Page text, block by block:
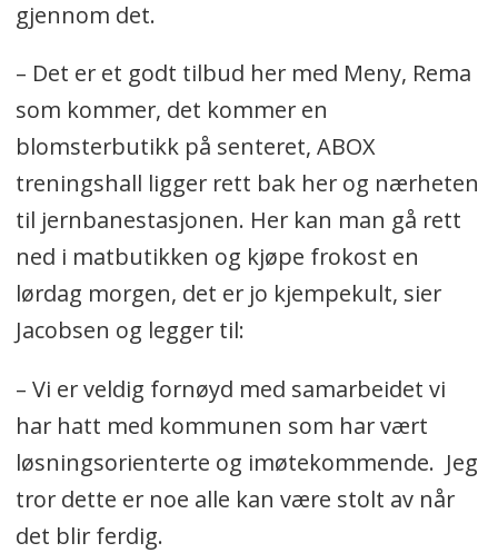
gjennom det.
– Det er et godt tilbud her med Meny, Rema
som kommer, det kommer en
blomsterbutikk på senteret, ABOX
treningshall ligger rett bak her og nærheten
til jernbanestasjonen. Her kan man gå rett
ned i matbutikken og kjøpe frokost en
lørdag morgen, det er jo kjempekult, sier
Jacobsen og legger til:
– Vi er veldig fornøyd med samarbeidet vi
har hatt med kommunen som har vært
løsningsorienterte og imøtekommende. Jeg
tror dette er noe alle kan være stolt av når
det blir ferdig.